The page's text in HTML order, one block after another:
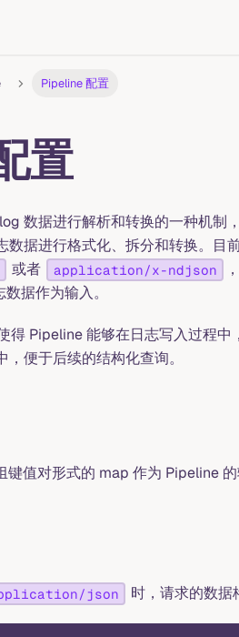
Pipeline 配置
置
数据进行解析和转换的一种机制
数据进行格式化、拆分和转换。目
或者 application/x-ndjson
据作为输入。
得 Pipeline 能够在日志写入过程
便于后续的结构化查询。
键值对形式的 map 作为 Pipeline
json 时，请求的数据